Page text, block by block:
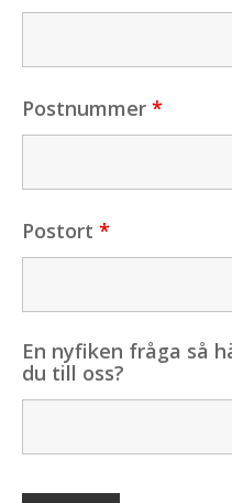
Postnummer *
Postort *
En nyfiken fråga så
du till oss?